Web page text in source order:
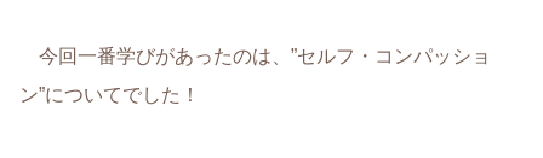
今回一番学びがあったのは、”セルフ・コンパッショ
ン”についてでした！